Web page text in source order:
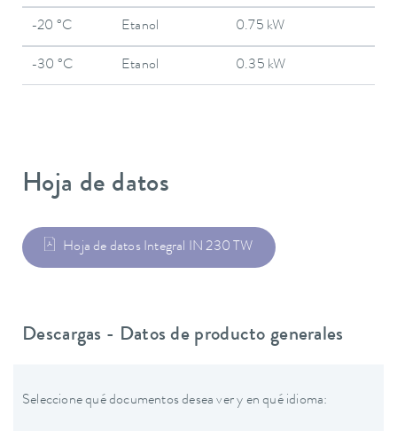
-20 °C Etanol 0.75 kW
-30 °C Etanol 0.35 kW
Hoja de datos
Hoja de datos Integral IN 230 TW
Descargas - Datos de producto generales
Seleccione qué documentos desea ver y en qué idioma: